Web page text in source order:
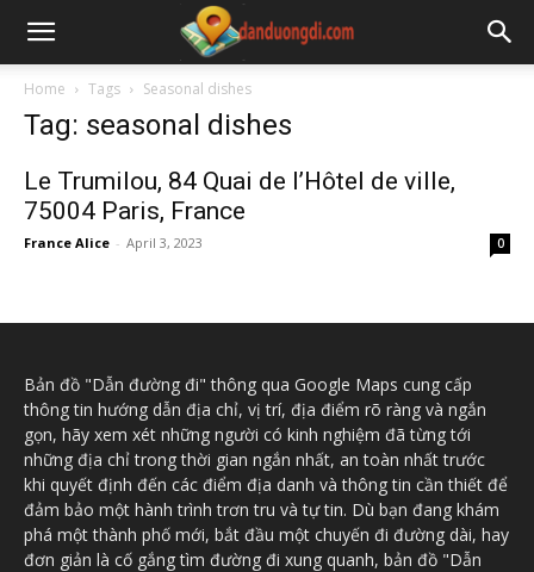
Home Tags Seasonal dishes
Tag: seasonal dishes
Le Trumilou, 84 Quai de l’Hôtel de ville,
75004 Paris, France
France Alice - April 3, 2023 0
Bản đồ "Dẫn đường đi" thông qua Google Maps cung cấp
thông tin hướng dẫn địa chỉ, vị trí, địa điểm rõ ràng và ngắn
gọn, hãy xem xét những người có kinh nghiệm đã từng tới
những địa chỉ trong thời gian ngắn nhất, an toàn nhất trước
khi quyết định đến các điểm địa danh và thông tin cần thiết để
đảm bảo một hành trình trơn tru và tự tin. Dù bạn đang khám
phá một thành phố mới, bắt đầu một chuyến đi đường dài, hay
đơn giản là cố gắng tìm đường đi xung quanh, bản đồ "Dẫn